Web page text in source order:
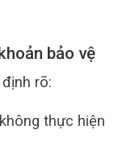
bảo vệ
rõ:
thực hiện